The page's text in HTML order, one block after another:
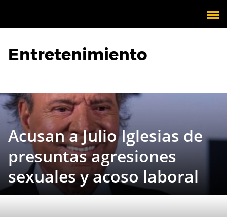
Entretenimiento
Acusan a Julio Iglesias de
presuntas agresiones
sexuales y acoso laboral